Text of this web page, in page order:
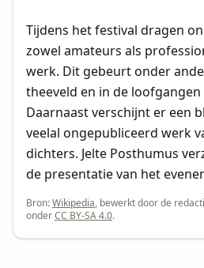
Tijdens het festival dragen
zowel amateurs als
werk. Dit gebeurt onder
theeveld en in de loofgangen
Daarnaast verschijnt er een
veelal ongepubliceerd werk
dichters. Jelte Posthumus
de presentatie van het
Bron:Wikipedia, bewerkt door de
onderCC BY-SA 4.0.